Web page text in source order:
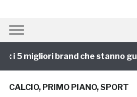
5 migliori brand che stanno
CALCIO, PRIMO PIANO,SPORT